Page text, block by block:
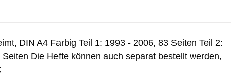
DIN A4 Farbig Teil 1: 1993 - 2006, 83 Seiten Teil 2:
Die Hefte können auch separat bestellt werden,